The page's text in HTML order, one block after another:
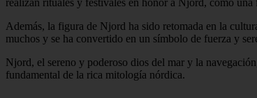
Además, la figura de Njord ha sido retomada en la
muchos y se ha convertido en un símbolo de fuerza y
Njord, el sereno y poderoso dios del mar y la
fundamental de la rica mitología nórdica.